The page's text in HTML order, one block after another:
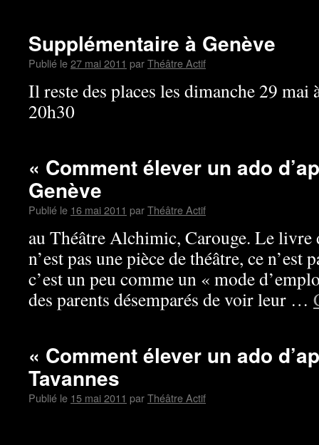
Supplémentaire à Genève
Publié le27 mai 2011 parThéâtre Actif
Il reste des places les dimanche 29
20h30
« Comment élever un ado
Genève
Publié le 16 mai 2011 parThéâtre Actif
au Théâtre Alchimic, Carouge. Le
n’est pas une pièce de théâtre, ce n’est
c’est un peu comme un « mode
des parents désemparés de voir leur …
« Comment élever un ado
Tavannes
Publié le 15 mai 2011 parThéâtre Actif